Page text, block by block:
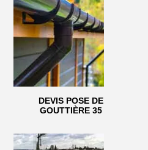
DEVIS POSE DE
GOUTTIÈRE 35